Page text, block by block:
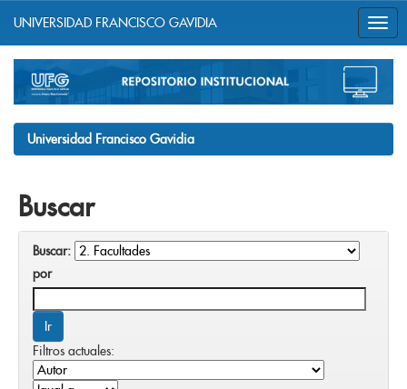
navigation
UNIVERSIDAD FRANCISCO GAVIDIA
Universidad Francisco Gavidia
Buscar
Buscar:
por
Filtros actuales: